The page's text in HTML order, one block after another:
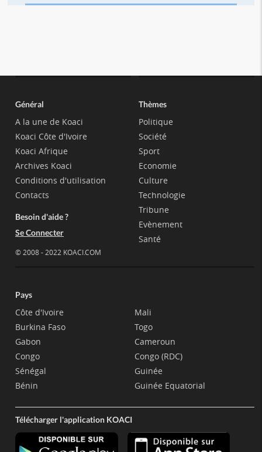
Général
A la une de Koaci
Koaci Côte d'Ivoire
Koaci Afrique
Archives Koaci
Conditions d'utilisation
Contacts
Besoin d'aide ?
Se Connecter
© 2008 - 2022 KOACI.COM
Thèmes
Politique
Société
Sport
Economie
Culture
Technologie
Tribune
Evènement
Santé
Pays
Côte d'Ivoire
Burkina Faso
Gabon
Congo
Sénégal
Bénin
Mali
Togo
Cameroun
Congo (RDC)
Guinée
Guinée Equatorial
Télécharger l'application KOACI